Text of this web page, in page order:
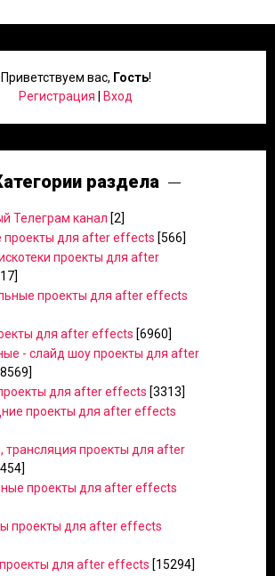
Приветствуем вас, Гость!
Регистрация
Вход
раздела
Телеграм канал [2]
проекты для after effects [566]
проекты для after
проекты для after effects
для after effects [6960]
- слайд шоу проекты для after
для after effects [3313]
проекты для after effects
трансляция проекты для after
проекты для after effects
проекты для after effects
для after effects [15294]